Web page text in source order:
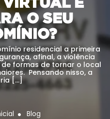
O SEU
residencial a primeira
afinal, a violência
formas de tornar o local
Pensando nisso, a
[…]
Blog